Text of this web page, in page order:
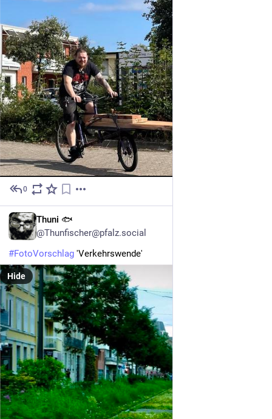
0
Thuni 🐟
@Thunfischer@pfalz.social
#FotoVorschlag 'Verkehrswende'
Hide